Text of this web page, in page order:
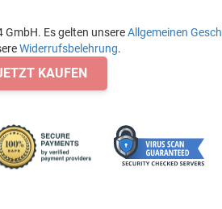
Es gelten unsereAllgemeinen
Widerrufsbelehrung.
KAUFEN